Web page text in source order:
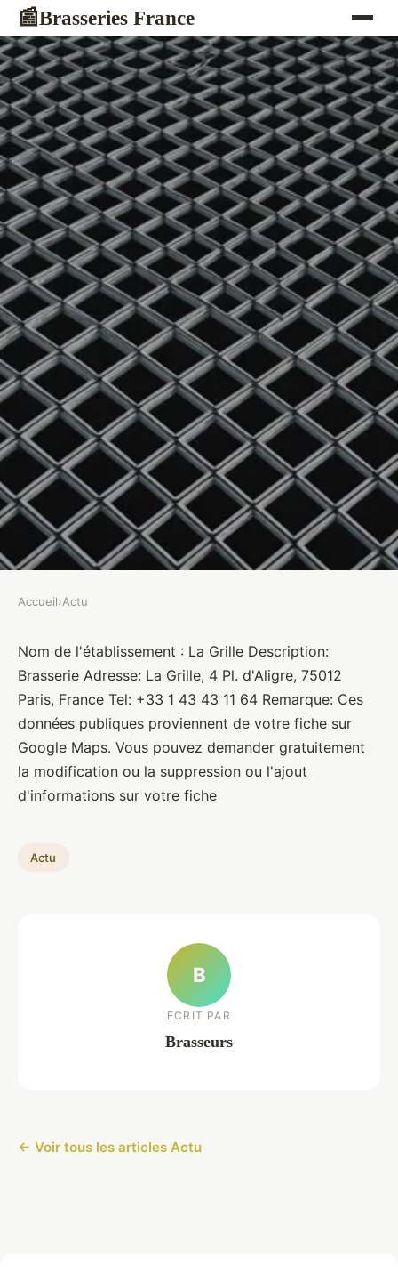
📰Brasseries France
La Grille
Brasseurs•10 janvier 2022 •1 min de lecture
Accueil›Actu
Nom de l'établissement : La Grille Description:
Brasserie Adresse: La Grille, 4 Pl. d'Aligre, 75012
Paris, France Tel: +33 1 43 43 11 64 Remarque: Ces
données publiques proviennent de votre fiche sur
Google Maps. Vous pouvez demander gratuitement
la modification ou la suppression ou l'ajout
d'informations sur votre fiche
Actu
B
ECRIT PAR
Brasseurs
← Voir tous les articles Actu